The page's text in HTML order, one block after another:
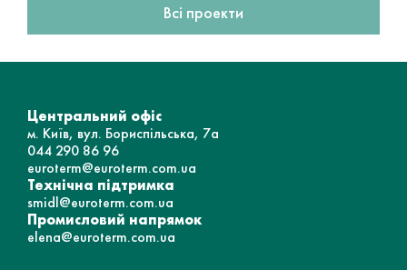
Всі проекти
Центральний офіс
м. Київ, вул. Бориспільська, 7а
044 290 86 96
euroterm@euroterm.com.ua
Технічна підтримка
smidl@euroterm.com.ua
Промисловий напрямок
elena@euroterm.com.ua